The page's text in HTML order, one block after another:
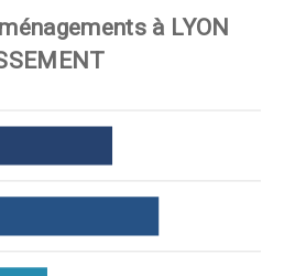
à LYON